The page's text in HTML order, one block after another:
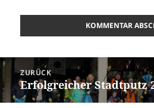
Beitrags-
Navigation
ZURÜCK
Vorheriger
Beitrag:
Erfolgreicher Stadtputz